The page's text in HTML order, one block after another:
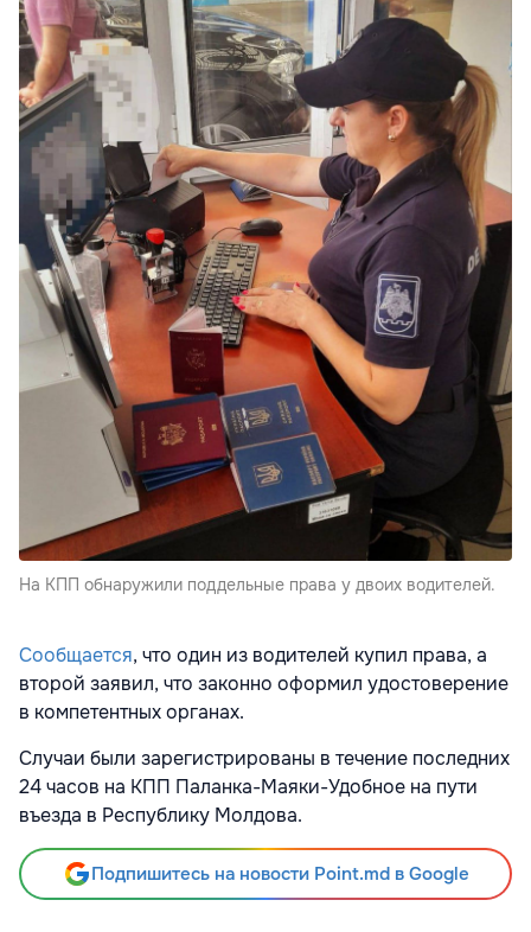
На КПП обнаружили поддельные права у двоих водителей.
Сообщается, что один из водителей купил права, а
второй заявил, что законно оформил удостоверение
в компетентных органах.
Случаи были зарегистрированы в течение последних
24 часов на КПП Паланка-Маяки-Удобное на пути
въезда в Республику Молдова.
Подпишитесь на новости Point.md в Google